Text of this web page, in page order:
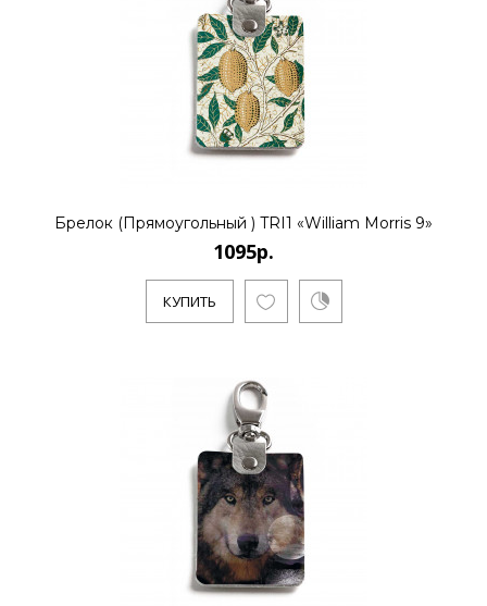
КУПИТЬ
1095р.
КУПИТЬ
Брелок (Прямоугольный ) TRI1 «William Morris 9»
1095р.
КУПИТЬ